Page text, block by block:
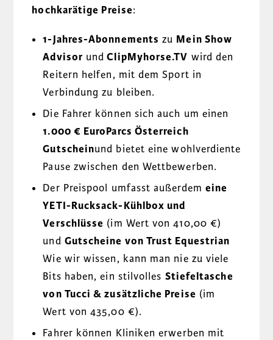
hochkarätige Preise:
1-Jahres-Abonnements zu Mein Show
Advisorund ClipMyhorse.TV wird den
Reitern helfen, mit dem Sport in
Verbindung zu bleiben.
Die Fahrer können sich auch um einen
1.000 € EuroParcs Österreich
Gutscheinund bietet eine wohlverdiente
Pause zwischen den Wettbewerben.
Der Preispool umfasst außerdem eine
YETI-Rucksack-Kühlbox und
Verschlüsse (im Wert von 410,00 €)
und Gutscheine von Trust Equestrian
Wie wir wissen, kann man nie zu viele
Bits haben, ein stilvolles Stiefeltasche
von Tucci & zusätzliche Preise (im
Wert von 435,00 €).
Fahrer können Kliniken erwerben mit